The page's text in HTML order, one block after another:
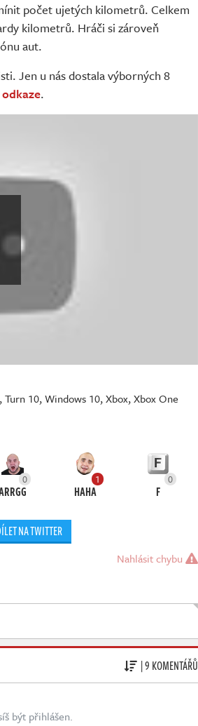
počet ujetých kilometrů. Celkem
kilometrů. Hráči si zároveň
aut.
Jen u nás dostala výborných 8
.
,Turn 10,Windows 10,Xbox,Xbox One
0 1
HAHA
0
F
NA TWITTER
Nahlásit chybu
| 9 KOMENTÁŘŮ
být přihlášen.